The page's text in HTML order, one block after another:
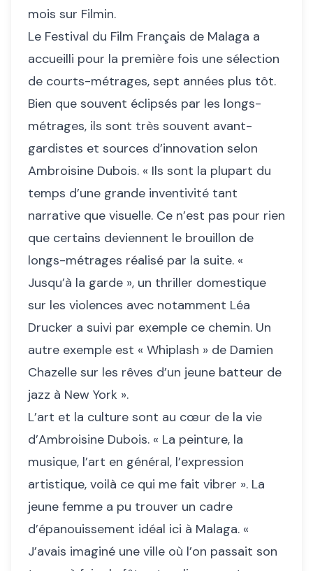
mois sur Filmin.
Le Festival du Film Français de Malaga a
accueilli pour la première fois une sélection
de courts-métrages, sept années plus tôt.
Bien que souvent éclipsés par les longs-
métrages, ils sont très souvent avant-
gardistes et sources d’innovation selon
Ambroisine Dubois. « Ils sont la plupart du
temps d’une grande inventivité tant
narrative que visuelle. Ce n’est pas pour rien
que certains deviennent le brouillon de
longs-métrages réalisé par la suite. «
Jusqu’à la garde », un thriller domestique
sur les violences avec notamment Léa
Drucker a suivi par exemple ce chemin. Un
autre exemple est « Whiplash » de Damien
Chazelle sur les rêves d’un jeune batteur de
jazz à New York ».
L’art et la culture sont au cœur de la vie
d’Ambroisine Dubois. « La peinture, la
musique, l’art en général, l’expression
artistique, voilà ce qui me fait vibrer ». La
jeune femme a pu trouver un cadre
d’épanouissement idéal ici à Malaga. «
J’avais imaginé une ville où l’on passait son